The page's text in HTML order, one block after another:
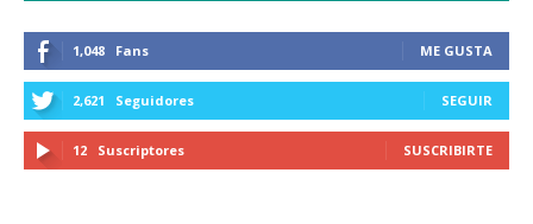
1,048 Fans ME GUSTA
2,621 Seguidores SEGUIR
12 Suscriptores SUSCRIBIRTE